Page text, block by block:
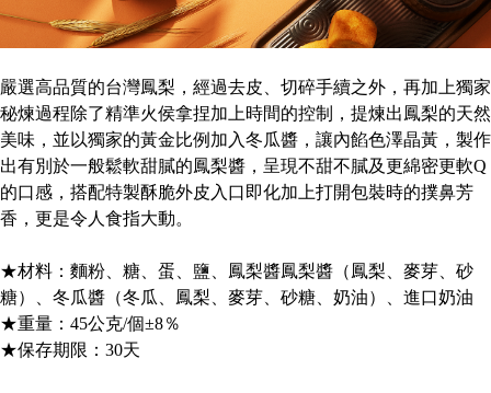
嚴選高品質的台灣鳳梨，經過去皮、切碎手續之外，再加上獨家
秘煉過程除了精準火侯拿捏加上時間的控制，提煉出鳳梨的天然
美味，並以獨家的黃金比例加入冬瓜醬，讓內餡色澤晶黃，製作
出有別於一般鬆軟甜膩的鳳梨醬，呈現不甜不膩及更綿密更軟Q
的口感，搭配特製酥脆外皮入口即化加上打開包裝時的撲鼻芳
香，更是令人食指大動。
★材料：麵粉、糖、蛋、鹽、鳳梨醬鳳梨醬（鳳梨、麥芽、砂
糖）、冬瓜醬（冬瓜、鳳梨、麥芽、砂糖、奶油）、進口奶油
★重量：45公克/個±8％
★保存期限：30天